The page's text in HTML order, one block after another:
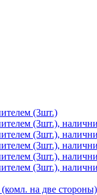
(3шт.)
(3шт.),
(3шт.),
(3шт.),
(3шт.),
(3шт.),
на две стороны)